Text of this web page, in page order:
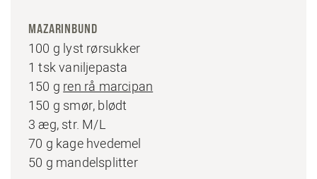
MAZARINBUND
100 g lyst rørsukker
1 tsk vaniljepasta
150 g ren rå marcipan
150 g smør, blødt
3 æg, str. M/L
70 g kage hvedemel
50 g mandelsplitter